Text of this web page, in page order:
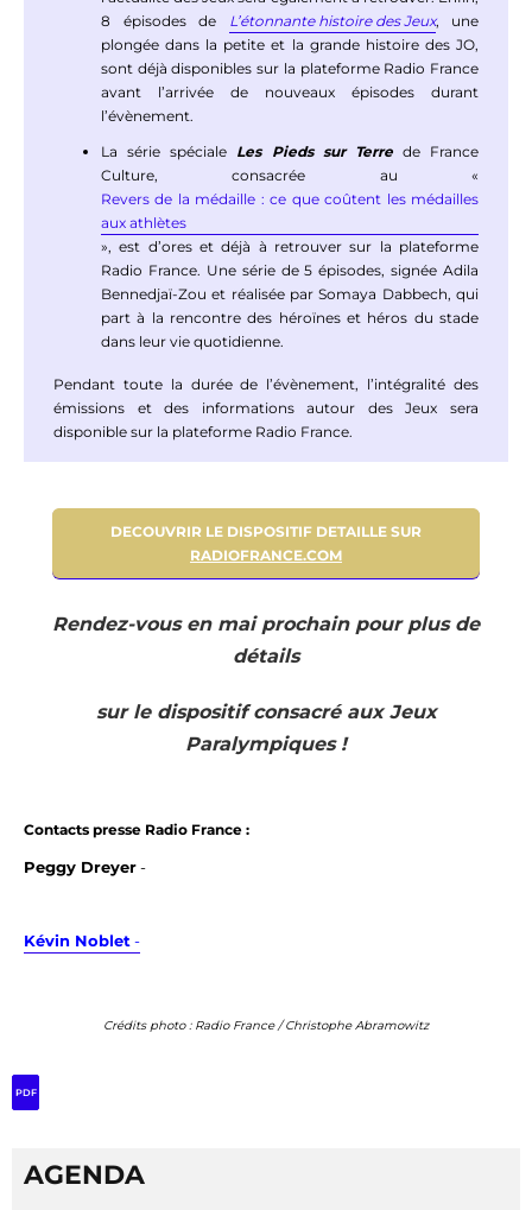
8 épisodes de L’étonnante histoire des Jeux, une
plongée dans la petite et la grande histoire des JO,
sont déjà disponibles sur la plateforme Radio France
avant l’arrivée de nouveaux épisodes durant
l’évènement.
La série spéciale Les Pieds sur Terrede France
Culture, consacrée au «
Revers de la médaille : ce que coûtent les médailles
aux athlètes
», est d’ores et déjà à retrouver sur la plateforme
Radio France. Une série de 5 épisodes, signée Adila
Bennedjaï-Zou et réalisée par Somaya Dabbech, qui
part à la rencontre des héroïnes et héros du stade
dans leur vie quotidienne.
Pendant toute la durée de l’évènement, l’intégralité des
émissions et des informations autour des Jeux sera
disponible sur la plateforme Radio France.
DECOUVRIR LE DISPOSITIF DETAILLE SUR
RADIOFRANCE.COM
Rendez-vous en mai prochain pour plus de
détails
sur le dispositif consacré aux Jeux
Paralympiques !
Contacts presse Radio France :
Peggy Dreyer-
Kévin Noblet-
Crédits photo : Radio France / Christophe Abramowitz
PDF
AGENDA